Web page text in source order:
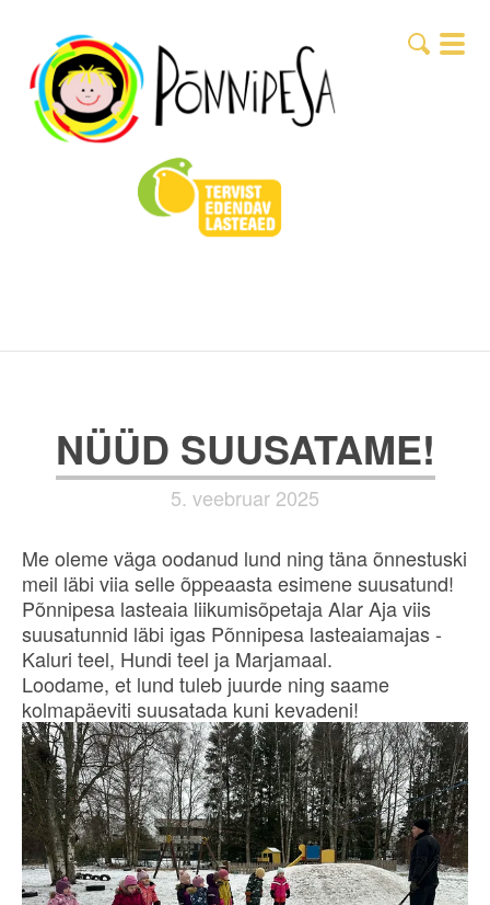
NÜÜD SUUSATAME!
5. veebruar 2025
Me oleme väga oodanud lund ning täna õnnestuski
meil läbi viia selle õppeaasta esimene suusatund!
Põnnipesa lasteaia liikumisõpetaja Alar Aja viis
suusatunnid läbi igas Põnnipesa lasteaiamajas -
Kaluri teel, Hundi teel ja Marjamaal.
Loodame, et lund tuleb juurde ning saame
kolmapäeviti suusatada kuni kevadeni!